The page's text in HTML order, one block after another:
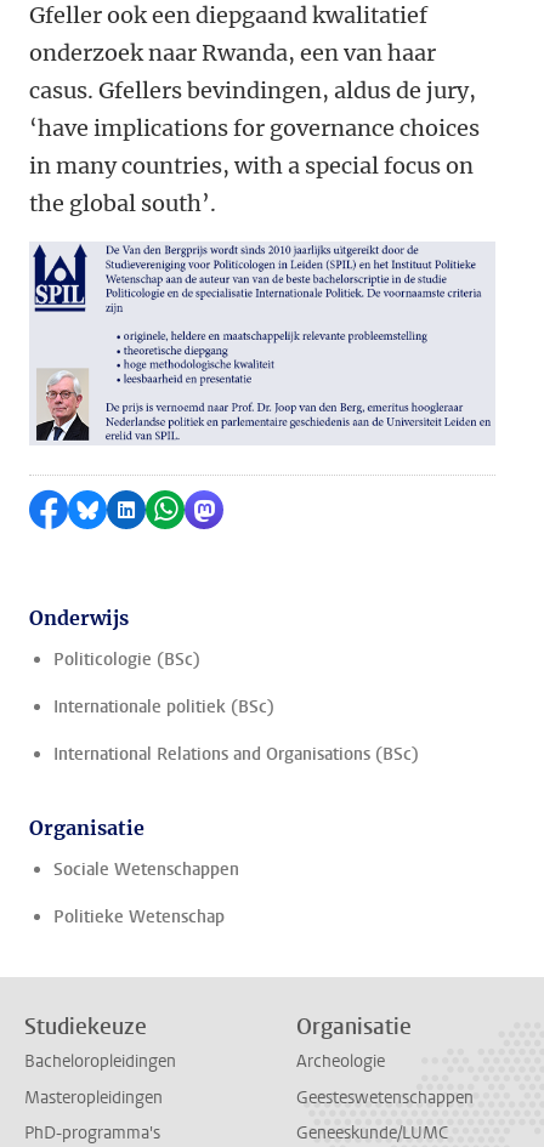
Gfeller ook een diepgaand kwalitatief
onderzoek naar Rwanda, een van haar
casus. Gfellers bevindingen, aldus de jury,
‘have implications for governance choices
in many countries, with a special focus on
the global south’.
Delen op Facebook
Delen via Bluesky
Delen op LinkedIn
Delen via WhatsApp
Delen via Mastodon
Onderwijs
Politicologie (BSc)
Internationale politiek (BSc)
International Relations and Organisations (BSc)
Organisatie
Sociale Wetenschappen
Politieke Wetenschap
Studiekeuze
Bacheloropleidingen
Masteropleidingen
PhD-programma's
Organisatie
Archeologie
Geesteswetenschappen
Geneeskunde/LUMC